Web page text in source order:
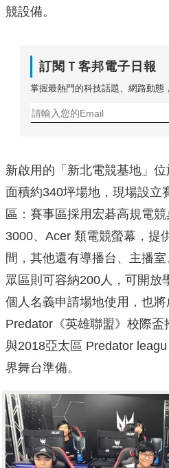
競設備。
訂閱Ｔ客邦電子日報
掌握最熱門的科技話題、網路動態
新啟用的「新北電競基地」位
面積約340坪場地，現場設立
區：賽事區採用宏碁高規電
3000、Acer 類電競螢幕，提
間，其他還有導播台、主播
眾區則可容納200人，可開放
個人名義申請場地使用，也
Predator《英雄聯盟》校際
與2018亞太區 Predator
界舞台準備。